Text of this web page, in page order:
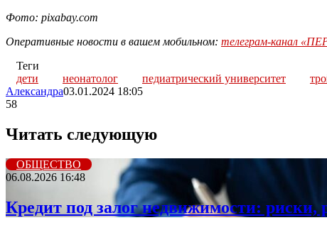
Фото: pixabay.com
Оперативные новости в вашем мобильном: телеграм-канал
Теги
дети
неонатолог педиатрический университет
Александра03.01.2024 18:05
58
Читать следующую
ОБЩЕСТВО
06.08.2026 16:48
Кредит под залог недвижимости: риски,